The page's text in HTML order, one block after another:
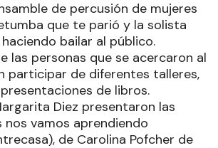
de percusión de mujeres
que te parió y la solista
bailar al público.
las personas que se acercaron al
participar de diferentes talleres,
de libros.
Diez presentaron las
nos vamos aprendiendo
de Carolina Pofcher de